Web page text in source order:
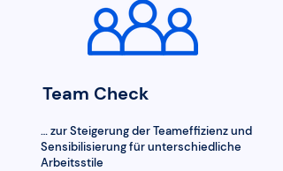
Team Check
… zur Steigerung der Teameffizienz und
Sensibilisierung für unterschiedliche
Arbeitsstile